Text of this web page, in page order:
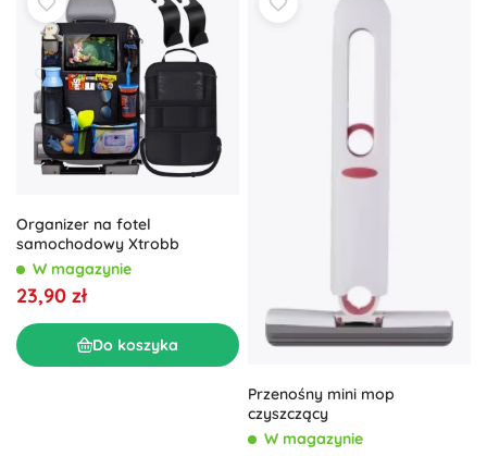
Organizer na fotel
samochodowy Xtrobb
W magazynie
23,90 zł
Do koszyka
Przenośny mini mop
czyszczący
W magazynie